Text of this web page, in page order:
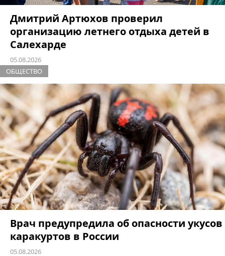
Дмитрий Артюхов проверил
организацию летнего отдыха детей в
Салехарде
05.08.2026
ОБЩЕСТВО
Врач предупредила об опасности укусов
каракуртов в России
05.08.2026